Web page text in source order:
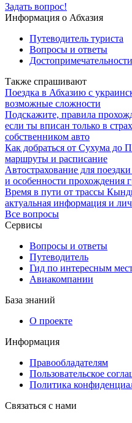
Задать вопрос!
Информация о Абхазия
Путеводитель туриста
Вопросы и ответы
Достопримечательности
Также спрашивают
Поездка в Абхазию с
возможные сложности
Подскажите, правила
если ты вписан только в
собственником авто
Как добраться от Сухума до
маршруты и расписание
Автострахование для
и особенности прохождения
Время в пути от трассы
актуальная информация и
Все вопросы
Сервисы
Вопросы и ответы
Путеводитель
Гид по интересным
Авиакомпании
База знаний
О проекте
Информация
Правообладателям
Пользовательское
Политика
Связаться с нами